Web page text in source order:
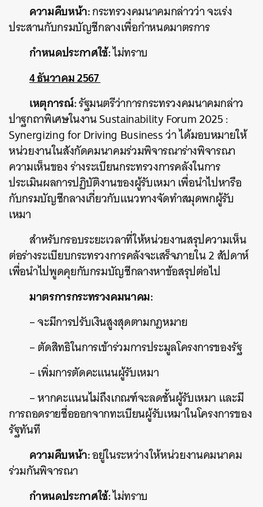
ความคืบหน้า:กระทรวงคมนาคมกล่าวว่า จะเร่ง
ประสานกับกรมบัญชีกลางเพื่อกำหนดมาตรการ
กำหนดประกาศใช้:ไม่ทราบ
4 ธันวาคม 2567
เหตุการณ์:รัฐมนตรีว่าการกระทรวงคมนาคมกล่าว
ปาฐกถาพิเศษในงานSustainability Forum 2025 :
Synergizing for Driving Business ว่า ได้มอบหมายให้
หน่วยงานในสังกัดคมนาคมร่วมพิจารณาร่างพิจารณา
ความเห็นของ ร่างระเบียนกระทรวงการคลังในการ
ประเมินผลการปฏิบัติงานของผู้รับเหมา เพื่อนำไปหารือ
กับกรมบัญชีกลางเกี่ยวกับแนวทางจัดทำสมุดพกผู้รับ
เหมา
สำหรับกรอบระยะเวลาที่ให้หน่วยงานสรุปความเห็น
ต่อร่างระเบียบกระทรวงการคลังจะเสร็จภายใน 2 สัปดาห์
เพื่อนำไปพูดคุยกับกรมบัญชีกลางหาข้อสรุปต่อไป
มาตรการกระทรวงคมนาคม:
– จะมีการปรับเงินสูงสุดตามกฎหมาย
– ตัดสิทธิในการเข้าร่วมการประมูลโครงการของรัฐ
– เพิ่มการตัดคะแนนผู้รับเหมา
– หากคะแนนไม่ถึงเกณฑ์จะลดชั้นผู้รับเหมา และมี
การถอดรายชื่อออกจากทะเบียนผู้รับเหมาในโครงการของ
รัฐทันที
ความคืบหน้า:อยู่ในระหว่างให้หน่วยงานคมนาคม
ร่วมกันพิจารณา
กำหนดประกาศใช้:ไม่ทราบ